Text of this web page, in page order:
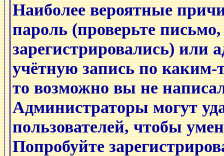
Наиболее вероятные
пароль (проверьте
зарегистрировались) или
учётную запись по
то возможно вы не
Администраторы могут
пользователей, чтобы
Попробуйте